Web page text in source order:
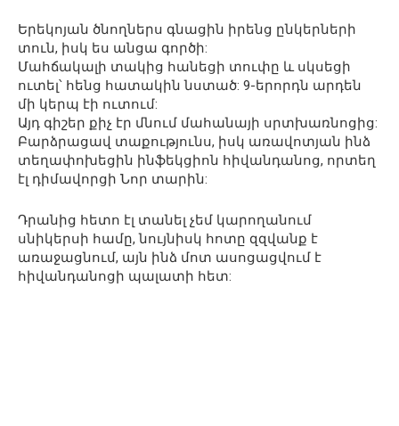
Երեկոյան ծնողներս գնացին իրենց ընկերների
տուն, իսկ ես անցա գործի:
Մահճակալի տակից հանեցի տուփը և սկսեցի
ուտել՝ հենց հատակին նստած: 9-երորդն արդեն
մի կերպ էի ուտում:
Այդ գիշեր քիչ էր մնում մահանայի սրտխառնոցից:
Բարձրացավ տաքությունս, իսկ առավոտյան ինձ
տեղափոխեցին ինֆեկցիոն հիվանդանոց, որտեղ
էլ դիմավորցի Նոր տարին:
Դրանից հետո էլ տանել չեմ կարողանում
սնիկերսի համը, նույնիսկ հոտը զզվանք է
առաջացնում, այն ինձ մոտ ասոցացվում է
հիվանդանոցի պալատի հետ: